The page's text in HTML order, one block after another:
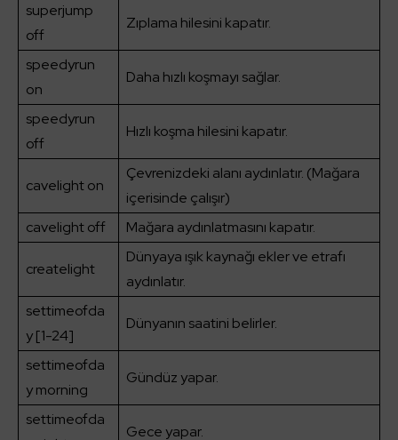
superjump
off
Zıplama hilesini kapatır.
speedyrun
on
Daha hızlı koşmayı sağlar.
speedyrun
off
Hızlı koşma hilesini kapatır.
cavelight on
Çevrenizdeki alanı aydınlatır. (Mağara
içerisinde çalışır)
cavelight off
Mağara aydınlatmasını kapatır.
createlight
Dünyaya ışık kaynağı ekler ve etrafı
aydınlatır.
settimeofda
y [1-24]
Dünyanın saatini belirler.
settimeofda
y morning
Gündüz yapar.
settimeofda
Gece yapar.